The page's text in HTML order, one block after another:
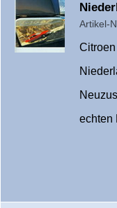
1
Artikel-
echten